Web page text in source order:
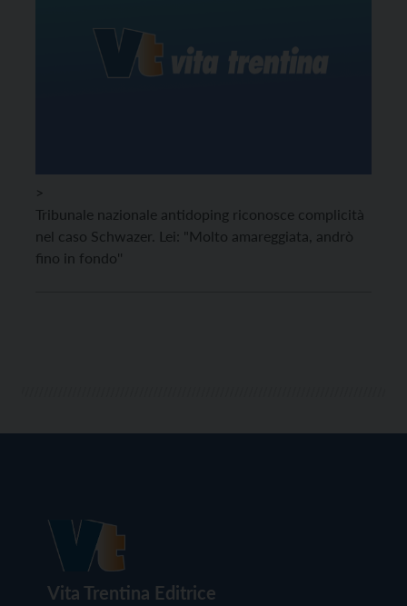
>
Tribunale nazionale antidoping riconosce complicità
nel caso Schwazer. Lei: "Molto amareggiata, andrò
fino in fondo''
Vita Trentina Editrice